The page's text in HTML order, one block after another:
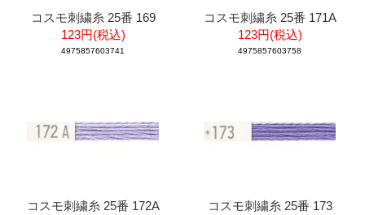
コスモ刺繍糸 25番 169
123円(税込)
4975857603741
コスモ刺繍糸 25番 171A
123円(税込)
4975857603758
コスモ刺繍糸 25番 172A
コスモ刺繍糸 25番 173